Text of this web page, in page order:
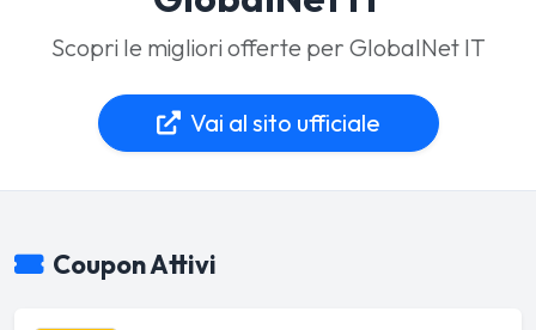
Scopri le migliori offerte per GlobalNet IT
Vai al sito ufficiale
Coupon Attivi